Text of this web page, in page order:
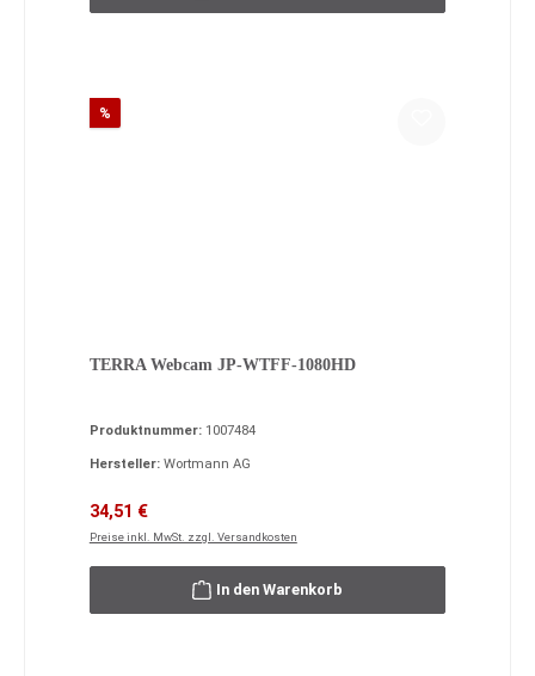
%Rabatt
TERRA Webcam JP-WTFF-1080HD
Produktnummer: 1007484
Hersteller: Wortmann AG
Verkaufspreis:
34,51 €
Preise inkl. MwSt. zzgl. Versandkosten
In den Warenkorb